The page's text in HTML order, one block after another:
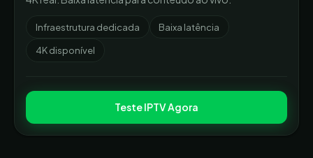
Infraestrutura dedicada Baixa latência
4K disponível
Teste IPTV Agora